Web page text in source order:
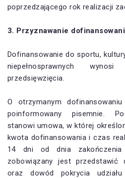
poprzedzającego rok realizacji
3. Przyznawanie
Dofinansowanie do sportu,
niepełnosprawnych
przedsięwzięcia.
O otrzymanym
poinformowany pisemnie.
stanowi umowa, w której
kwota dofinansowania i czas
14 dni od dnia zakończenia
zobowiązany jest przedstawić
oraz dowód pokrycia